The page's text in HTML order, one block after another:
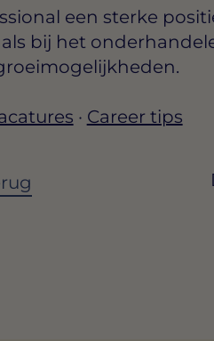
een sterke
bij het
· Career tips